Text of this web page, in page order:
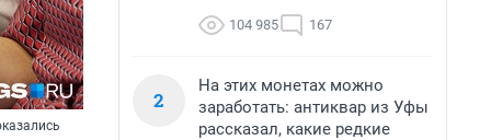
104 985 167
2
На этих монетах можно
заработать: антиквар из Уфы
рассказал, какие редкие